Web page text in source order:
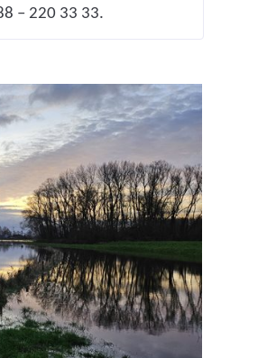
– 220 33 33.